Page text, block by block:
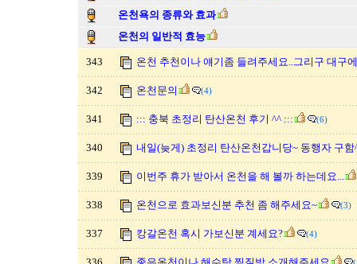
온천욕의 종류와 효과
온천의 일반적 효능
343 온천 추천이나 얘기좀 들려주세요..그리구 대구
342 온천문의 (4)
341 ::: 충북 초정리 탄산온천 후기 ^^ ::: (6)
340 내일(늦게) 초정리 탄산온천갑니당~ 동행자 구함
339 이번주 휴가 받아서 온천을 해 볼까 하는데요...
338 온천으로 효과보신분 추천 좀 해주세요~ (3)
337 캉갈온천 혹시 가보신분 계세요? (4)